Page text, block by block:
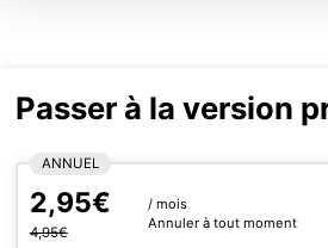
Passer à la version
ANNUEL
2,95€
4,95€
/ mois
Annuler à tout moment